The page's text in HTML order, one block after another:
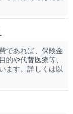
であれば、保険金
的や代替医療等、
ます。詳しくは以